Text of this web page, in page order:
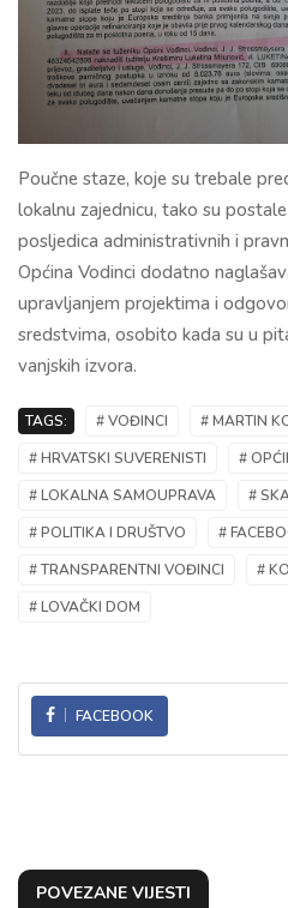
Poučne staze, koje su trebale
lokalnu zajednicu, tako su
posljedica administrativnih i
Općina Vodinci dodatno
upravljanjem projektima i
sredstvima, osobito kada su u
vanjskih izvora.
TAGS: # VOĐINCI
# MARTIN
# HRVATSKI SUVERENISTI
#
# LOKALNA SAMOUPRAVA
#
# POLITIKA I DRUŠTVO
#
# TRANSPARENTNI VOĐINCI
#
# LOVAČKI DOM
FACEBOOK
POVEZANE VIJESTI